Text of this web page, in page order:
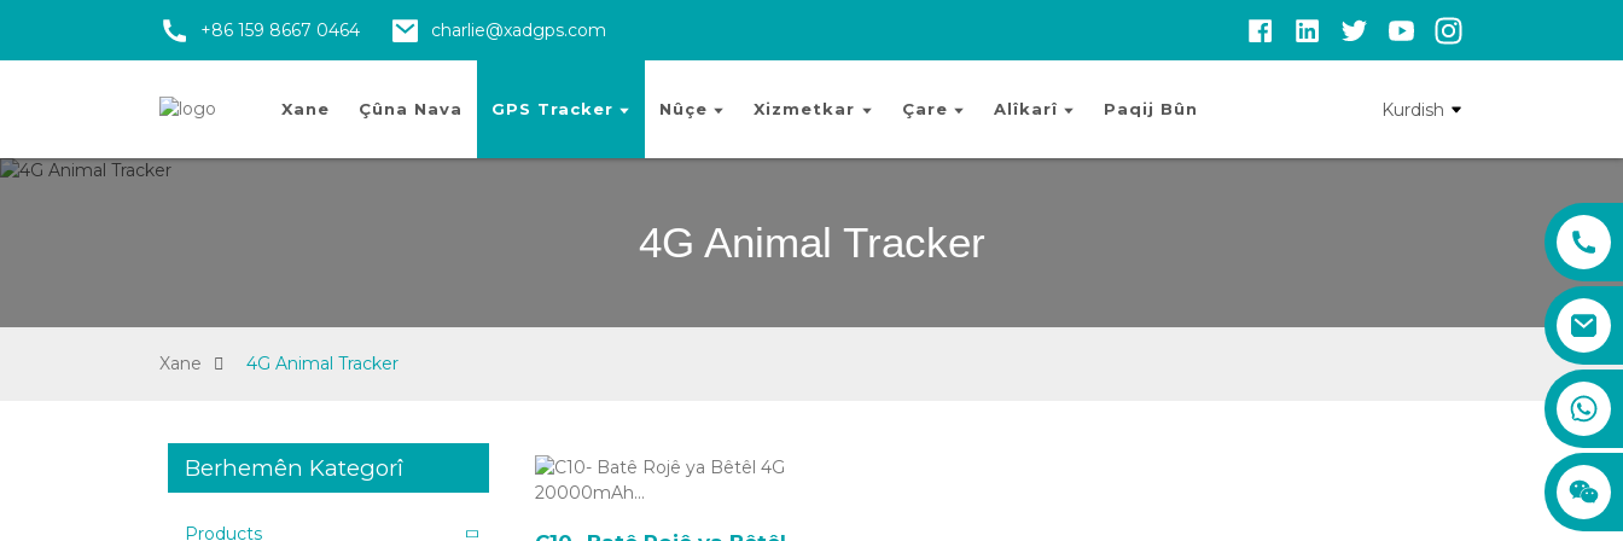
+86 159 8667 0464 charlie@xadgps.com
Xane Çûna Nava GPS Tracker Nûçe Xizmetkar Çare Alîkarî Paqij Bûn Kurdish
4G Animal Tracker
Xane 4G Animal Tracker
Berhemên Kategorî
Products